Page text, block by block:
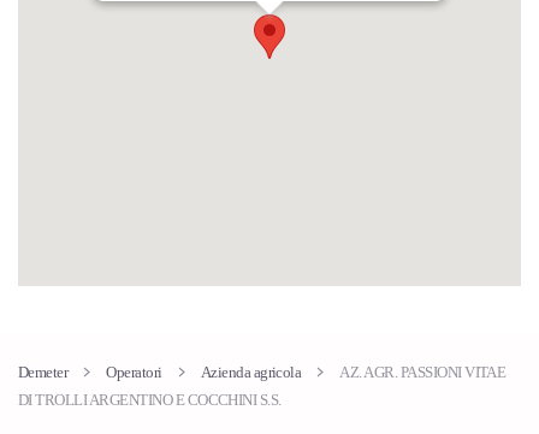
Contrada Villa Mascitti, 27, 66014 Villa
Mascitti I, Crecchio CH, Abruzzo, Italia
Demeter Operatori Azienda agricola
AZ. AGR. PASSIONI VITAE
DI TROLLI ARGENTINO E COCCHINI S.S.